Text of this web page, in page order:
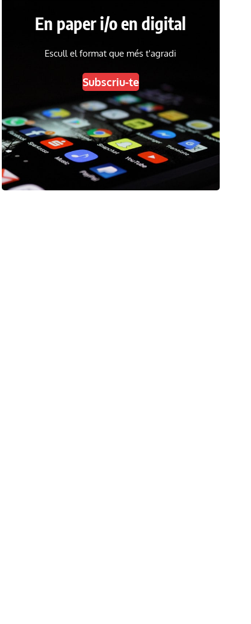
En paper i/o en digital
Escull el format que més t'agradi
Subscriu-te